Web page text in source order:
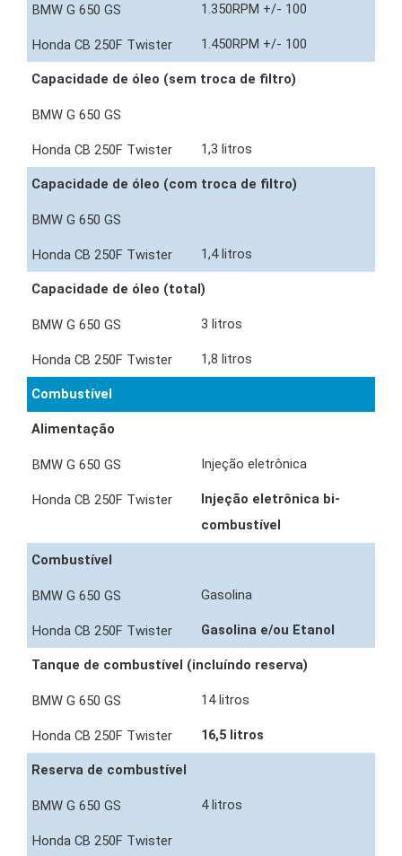
1.350RPM +/- 100
1.450RPM +/- 100
Capacidade de óleo (sem troca de filtro)
1,3 litros
Capacidade de óleo (com troca de filtro)
1,4 litros
Capacidade de óleo (total)
3 litros
1,8 litros
Combustível
Alimentação
Injeção eletrônica
Injeção eletrônica bi-
combustível
Combustível
Gasolina
Gasolina e/ou Etanol
Tanque de combustível (incluíndo reserva)
14 litros
16,5 litros
Reserva de combustível
4 litros